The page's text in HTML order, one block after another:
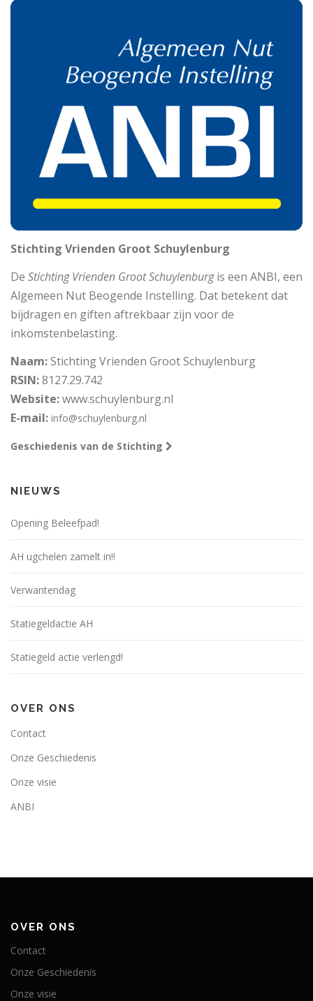
Stichting Vrienden Groot Schuylenburg
De Stichting Vrienden Groot Schuylenburgis een ANBI, een
Algemeen Nut Beogende Instelling. Dat betekent dat
bijdragen en giften aftrekbaar zijn voor de
inkomstenbelasting.
Naam:Stichting Vrienden Groot Schuylenburg
RSIN:8127.29.742
Website:www.schuylenburg.nl
E-mail: info@schuylenburg.nl
Geschiedenis van de Stichting
NIEUWS
Opening Beleefpad!
AH ugchelen zamelt in!!
Verwantendag
Statiegeldactie AH
Statiegeld actie verlengd!
OVER ONS
Contact
Onze Geschiedenis
Onze visie
ANBI
OVER ONS
Contact
Onze Geschiedenis
Onze visie